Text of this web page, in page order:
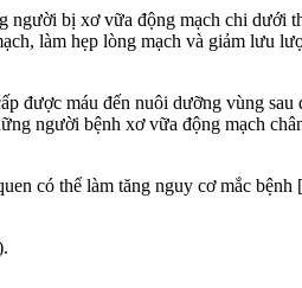
bị xơ vữa động mạch chi dưới
làm hẹp lòng mạch và giảm lưu
máu đến nuôi dưỡng vùng
người bệnh xơ vữa động mạch
có thể làm tăng nguy cơ mắc